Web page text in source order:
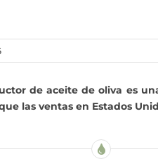
de aceite de oliva es
las ventas en Estados